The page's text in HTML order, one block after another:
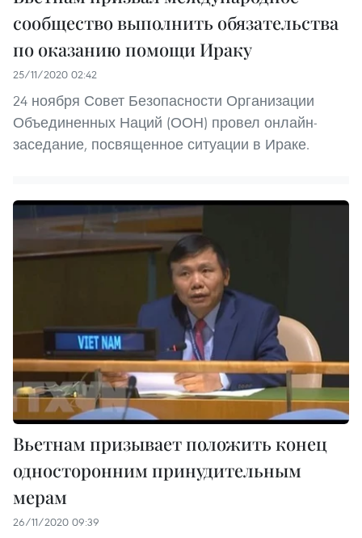
сообщество выполнить обязательства
по оказанию помощи Ираку
25/11/2020 02:42
24 ноября Совет Безопасности Организации
Объединенных Наций (ООН) провел онлайн-
заседание, посвященное ситуации в Ираке.
Вьетнам призывает положить конец
односторонним принудительным
мерам
26/11/2020 09:39